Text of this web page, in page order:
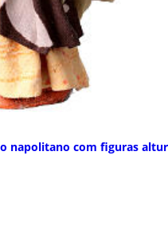
napolitano com figuras